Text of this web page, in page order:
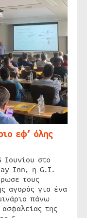
εφ’ όλης
Ιουνίου στο
Inn, η G.I.
τους
αγοράς για ένα
πάνω
της